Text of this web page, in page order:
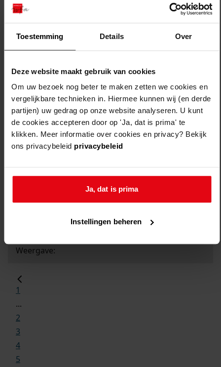
Toestemming Details Over
Deze website maakt gebruik van cookies
Om uw bezoek nog beter te maken zetten we cookies en
vergelijkbare technieken in. Hiermee kunnen wij (en derde
partijen) uw gedrag op onze website analyseren. U kunt
de cookies accepteren door op 'Ja, dat is prima' te
klikken. Meer informatie over cookies en privacy? Bekijk
ons privacybeleid privacybeleid
Ja, dat is prima
Instellingen beheren
Filters legen
1archieftoegangen
sorteren op:
Weergave:
1
...
2
3
4
5